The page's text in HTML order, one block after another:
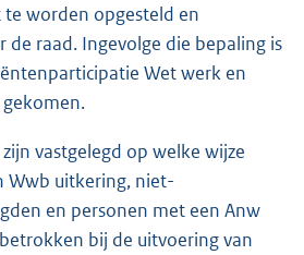
worden opgesteld en
de raad. Ingevolge die bepaling is
Wet werk en
vastgelegd op welke wijze
Wwb uitkering, niet-
en personen met een Anw
bij de uitvoering van